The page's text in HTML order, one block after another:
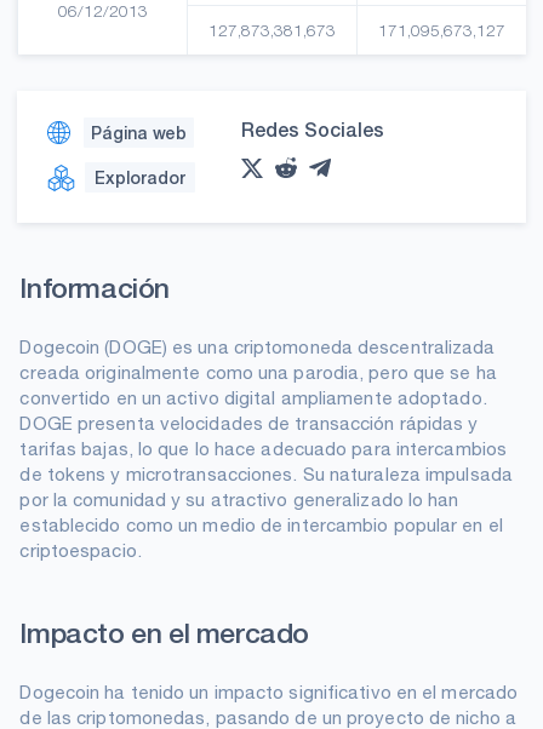
06/12/2013
127,873,381,673 171,095,673,127
Página web
Explorador
Redes Sociales
Información
Dogecoin (DOGE) es una criptomoneda descentralizada
creada originalmente como una parodia, pero que se ha
convertido en un activo digital ampliamente adoptado.
DOGE presenta velocidades de transacción rápidas y
tarifas bajas, lo que lo hace adecuado para intercambios
de tokens y microtransacciones. Su naturaleza impulsada
por la comunidad y su atractivo generalizado lo han
establecido como un medio de intercambio popular en el
criptoespacio.
Impacto en el mercado
Dogecoin ha tenido un impacto significativo en el mercado
de las criptomonedas, pasando de un proyecto de nicho a